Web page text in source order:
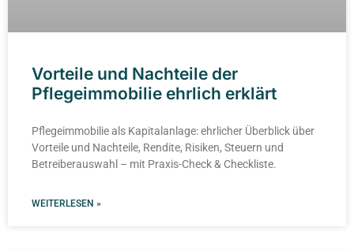
Vorteile und Nachteile der
Pflegeimmobilie ehrlich erklärt
Pflegeimmobilie als Kapitalanlage: ehrlicher Überblick über
Vorteile und Nachteile, Rendite, Risiken, Steuern und
Betreiberauswahl – mit Praxis-Check & Checkliste.
WEITERLESEN »